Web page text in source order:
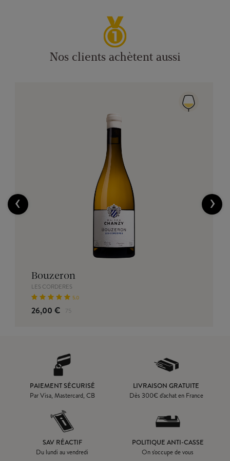
Nos clients achètent aussi
Bouzeron
LES CORDERES
5.0
26,00 € 75
‹ ›
PAIEMENT SÉCURISÉ
Par Visa, Mastercard, CB
LIVRAISON GRATUITE
Dès 300€ d'achat en France
SAV RÉACTIF
Du lundi au vendredi
POLITIQUE ANTI-CASSE
On s'occupe de vous